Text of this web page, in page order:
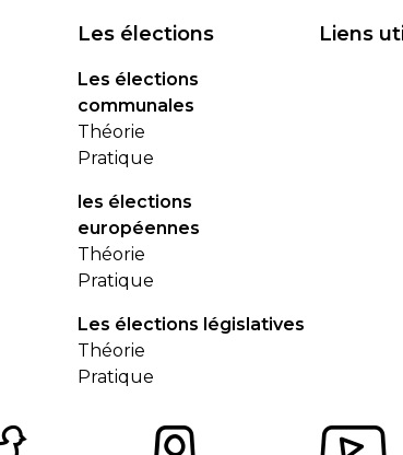
Les élections
Les élections
communales
Théorie
Pratique
les élections
européennes
Théorie
Pratique
Les élections législatives
Théorie
Pratique
Liens